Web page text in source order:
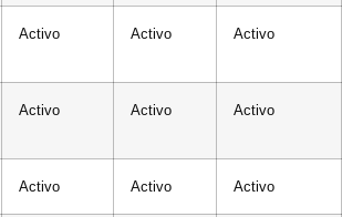
Activo Activo Activo
Activo Activo Activo
Activo Activo Activo